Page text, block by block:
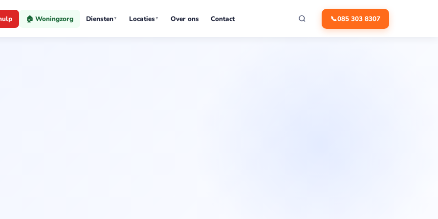
🏠 Woningzorg Diensten▼ Locaties▼ Over ons Contact 📞085 303 8307